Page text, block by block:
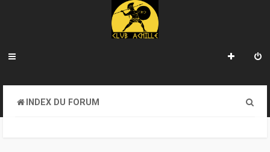
INDEX DU FORUM